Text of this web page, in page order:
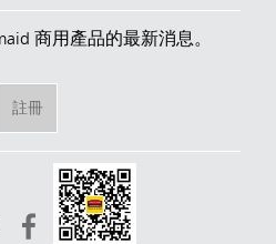
商用產品的最新消息。
註冊